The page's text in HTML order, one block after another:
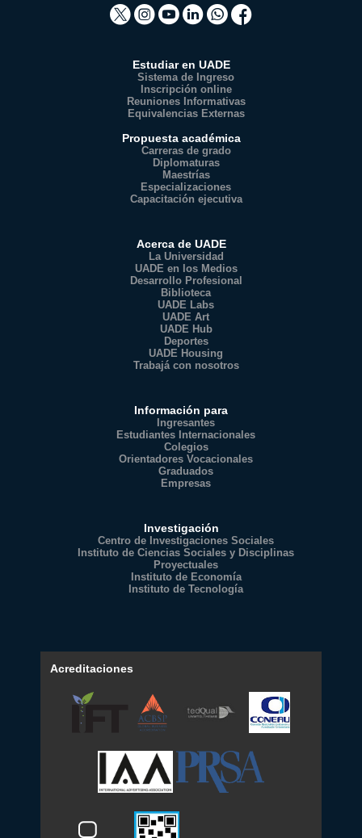
Estudiar en UADE
Sistema de Ingreso
Inscripción online
Reuniones Informativas
Equivalencias Externas
Propuesta académica
Carreras de grado
Diplomaturas
Maestrías
Especializaciones
Capacitación ejecutiva
Acerca de UADE
La Universidad
UADE en los Medios
Desarrollo Profesional
Biblioteca
UADE Labs
UADE Art
UADE Hub
Deportes
UADE Housing
Trabajá con nosotros
Información para
Ingresantes
Estudiantes Internacionales
Colegios
Orientadores Vocacionales
Graduados
Empresas
Investigación
Centro de Investigaciones Sociales
Instituto de Ciencias Sociales y Disciplinas
Proyectuales
Instituto de Economía
Instituto de Tecnología
Acreditaciones